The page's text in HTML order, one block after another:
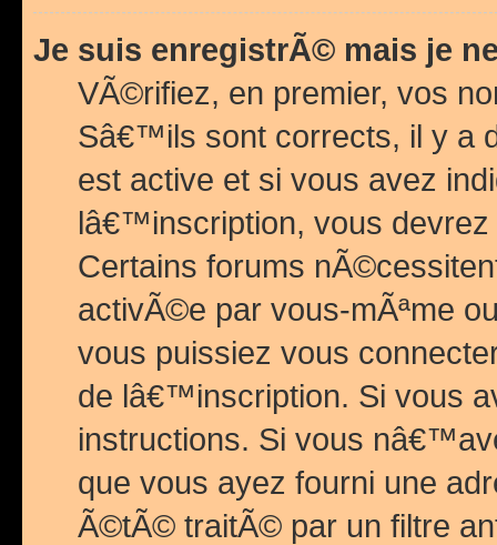
Je suis enregistrÃ© mais je
VÃ©rifiez, en premier, vos
Sâ€™ils sont corrects, il y a
est active et si vous avez
lâ€™inscription, vous
Certains forums
activÃ©e par vous-mÃªme
vous puissiez vous
de lâ€™inscription. Si vous
instructions. Si vous
que vous ayez fourni une
Ã©tÃ© traitÃ© par un filtre